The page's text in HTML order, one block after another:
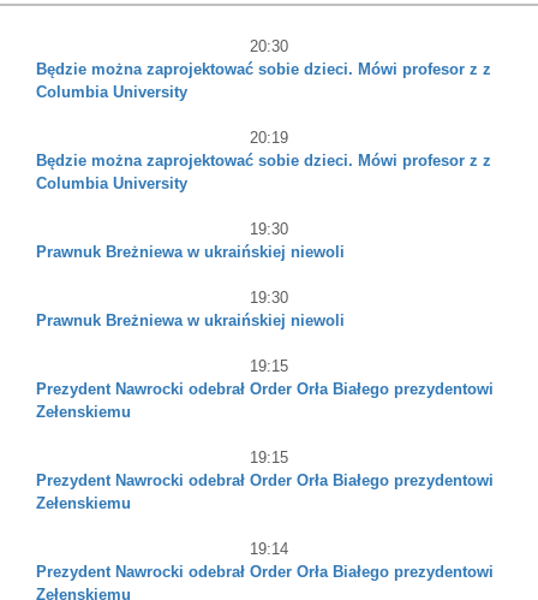
20:30
Będzie można zaprojektować sobie dzieci. Mówi profesor z z
Columbia University
20:19
Będzie można zaprojektować sobie dzieci. Mówi profesor z z
Columbia University
19:30
Prawnuk Breżniewa w ukraińskiej niewoli
19:30
Prawnuk Breżniewa w ukraińskiej niewoli
19:15
Prezydent Nawrocki odebrał Order Orła Białego prezydentowi
Zełenskiemu
19:15
Prezydent Nawrocki odebrał Order Orła Białego prezydentowi
Zełenskiemu
19:14
Prezydent Nawrocki odebrał Order Orła Białego prezydentowi
Zełenskiemu